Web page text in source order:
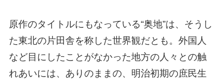
原作のタイトルにもなっている“奥地”は、そうし
た東北の片田舎を称した世界観だとも。外国人
など目にしたことがなかった地方の人々との触
れあいには、ありのままの、明治初期の庶民生